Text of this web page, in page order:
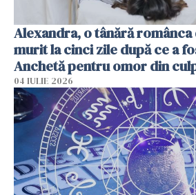
Alexandra, o tânără românca
murit la cinci zile după ce a
Anchetă pentru omor din
04 IULIE 2026